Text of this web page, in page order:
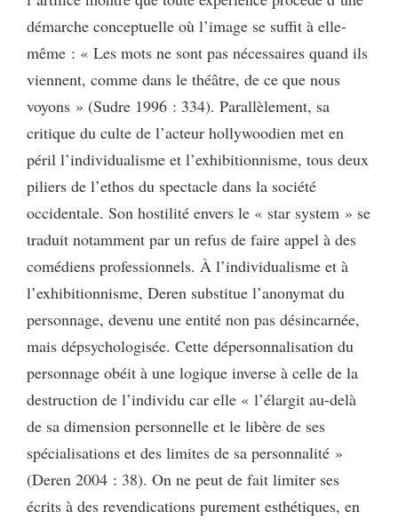
démarche conceptuelle où l’image se suffit à elle-
même : « Les mots ne sont pas nécessaires quand ils
viennent, comme dans le théâtre, de ce que nous
voyons » (Sudre 1996 : 334). Parallèlement, sa
critique du culte de l’acteur hollywoodien met en
péril l’individualisme et l’exhibitionnisme, tous deux
piliers de l’ethos du spectacle dans la société
occidentale. Son hostilité envers le « star system » se
traduit notamment par un refus de faire appel à des
comédiens professionnels. À l’individualisme et à
l’exhibitionnisme, Deren substitue l’anonymat du
personnage, devenu une entité non pas désincarnée,
mais dépsychologisée. Cette dépersonnalisation du
personnage obéit à une logique inverse à celle de la
destruction de l’individu car elle « l’élargit au-delà
de sa dimension personnelle et le libère de ses
spécialisations et des limites de sa personnalité »
(Deren 2004 : 38). On ne peut de fait limiter ses
écrits à des revendications purement esthétiques, en